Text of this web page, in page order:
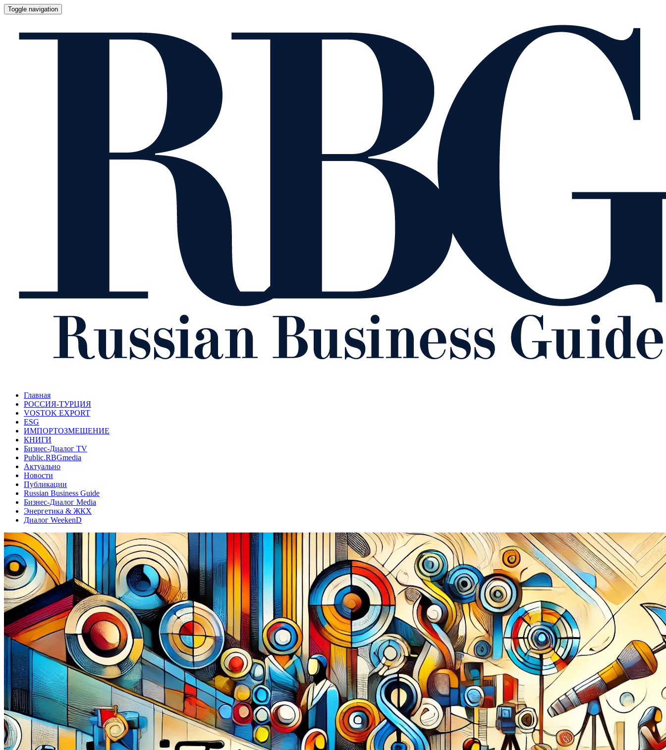
Toggle navigation
Главная
РОССИЯ-ТУРЦИЯ
VOSTOK EXPORT
ESG
ИМПОРТОЗМЕЩЕНИЕ
КНИГИ
Бизнес-Диалог TV
Public.RBGmedia
Актуально
Новости
Публикации
Russian Business Guide
Бизнес-Диалог Media
Энергетика & ЖКХ
Диалог WeekenD